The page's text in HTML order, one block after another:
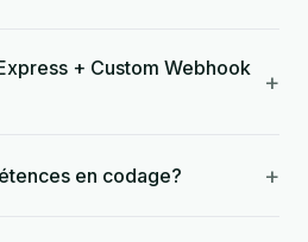
+ Custom Webhook
+
en codage? +